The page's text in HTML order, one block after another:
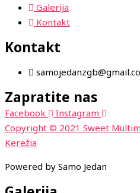
Galerija
Kontakt
Kontakt
Zapratite nas
Facebook
Instagram
Copyright © 2021 Sweet
Kerežia
Powered by Samo Jedan